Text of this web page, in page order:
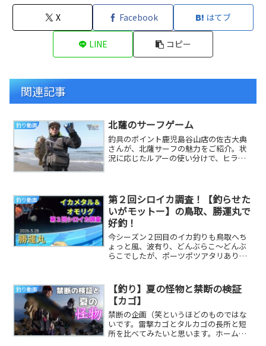
X Facebook はてブ
LINE コピー
関連記事
釣り動画 北薩のサーフゲーム
釣具のポイント鹿児島谷山店の佐古大典
さんが、北薩サーフの魅力をご紹介。状
況に応じたルアーの使い分けで、ヒラメ
釣り動画
第２回シロイカ調査！【釣らせた
いがモットー】の鳥取、勝運丸で
好釣！
今シーズン２回目のイカ釣りも鳥取へち
ょっと風、波有り、どんぶらこ〜どんぶ
らこでしたが、ポーツポツアタリあり楽
釣り動画
【釣り】夏の怪物と禁断の検証
【カゴ】
禁断の企画（笑というほどのものではな
いです。雷撃カゴとタルカゴの長所と短
所を比べてみたいと思います。ホームペ